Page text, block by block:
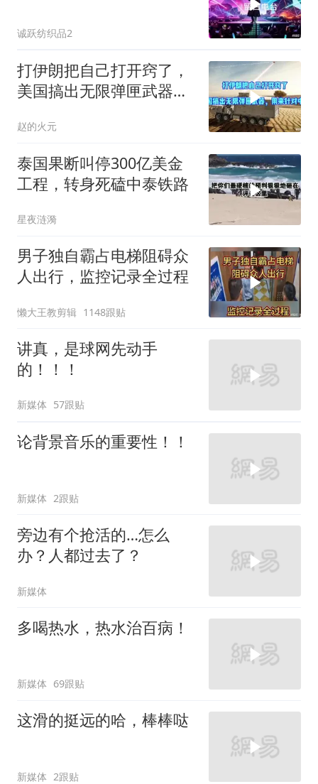
诚跃纺织品2
打伊朗把自己打开窍了，
美国搞出无限弹匣武器，
赵的火元
泰国果断叫停300亿美金
工程，转身死磕中泰铁路
星夜涟漪
男子独自霸占电梯阻碍众
人出行，监控记录全过程
懒大王教剪辑 1148跟贴
讲真，是球网先动手
的！！！
新媒体 57跟贴
论背景音乐的重要性！！
新媒体 2跟贴
旁边有个抢活的…怎么
办？人都过去了？
新媒体
多喝热水，热水治百病！
新媒体 69跟贴
这滑的挺远的哈，棒棒哒
新媒体 2跟贴